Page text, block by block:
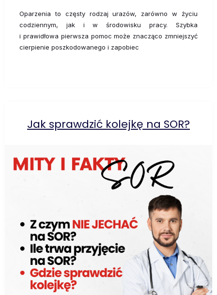
Oparzenia to częsty rodzaj urazów, zarówno w życiu
codziennym, jak i w środowisku pracy. Szybka
i prawidłowa pierwsza pomoc może znacząco zmniejszyć
cierpienie poszkodowanego i zapobiec
Jak sprawdzić kolejkę na SOR?